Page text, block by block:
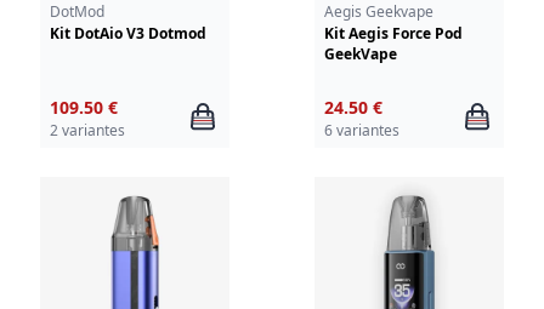
DotMod
Kit DotAio V3 Dotmod
109.50 €
2 variantes
Aegis Geekvape
Kit Aegis Force Pod
GeekVape
24.50 €
6 variantes